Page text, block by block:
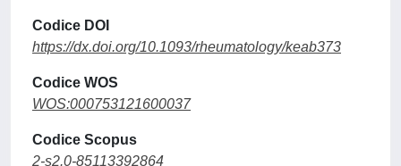
Codice DOI
https://dx.doi.org/10.1093/rheumatology/keab373
Codice WOS
WOS:000753121600037
Codice Scopus
2-s2.0-85113392864